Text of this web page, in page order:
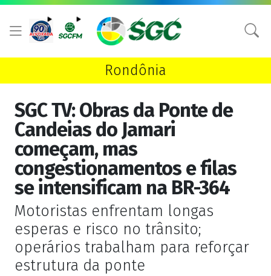
Rondônia
SGC TV: Obras da Ponte de
Candeias do Jamari
começam, mas
congestionamentos e filas
se intensificam na BR-364
Motoristas enfrentam longas
esperas e risco no trânsito;
operários trabalham para reforçar
estrutura da ponte